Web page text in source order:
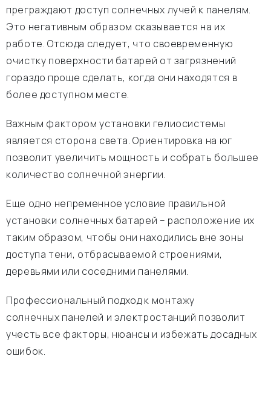
преграждают доступ солнечных лучей к панелям.
Это негативным образом сказывается на их
работе. Отсюда следует, что своевременную
очистку поверхности батарей от загрязнений
гораздо проще сделать, когда они находятся в
более доступном месте.
Важным фактором установки гелиосистемы
является сторона света. Ориентировка на юг
позволит увеличить мощность и собрать большее
количество солнечной энергии.
Еще одно непременное условие правильной
установки солнечных батарей – расположение их
таким образом, чтобы они находились вне зоны
доступа тени, отбрасываемой строениями,
деревьями или соседними панелями.
Профессиональный подход к монтажу
солнечных панелей и электростанций позволит
учесть все факторы, нюансы и избежать досадных
ошибок.